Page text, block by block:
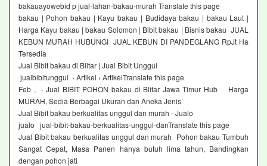
bakauayowebid p jual-lahan-bakau-murah Translate this page
bakau | Pohon bakau | Kayu bakau | Budidaya bakau | bakau Laut |
Harga Kayu bakau | bakau Solomon | Bibit bakau | Bisnis bakau JUAL
KEBUN MURAH HUBUNGI JUAL KEBUN DI PANDEGLANG RpJt Ha
Tersedia
Jual Bibit bakau di Blitar | Jual Bibit Unggul
jualbibitunggul › Artikel › ArtikelTranslate this page
Feb , - Jual BIBIT POHON bakau di Blitar Jawa Timur Hub Harga
MURAH, Sedia Berbagai Ukuran dan Aneka Jenis
Jual Bibit bakau berkualitas unggul dan murah - Jualo
jualo jual-bibit-bakau-berkualitas-unggul-danTranslate this page
Jual Bibit bakau berkualitas unggul dan murah Pohon bakau Tumbuh
Sangat Cepat, Masa Panen hanya butuh lima tahun, Bandingkan
dengan pohon jati